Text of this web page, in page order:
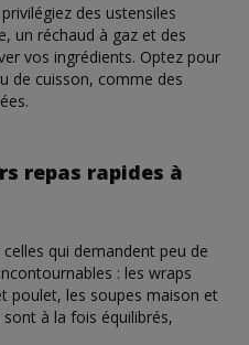
des ustensiles
un réchaud à gaz et des
vos ingrédients. Optez pour
de cuisson, comme des
repas rapides à
qui demandent peu de
: les wraps
poulet, les soupes maison et
à la fois équilibrés,